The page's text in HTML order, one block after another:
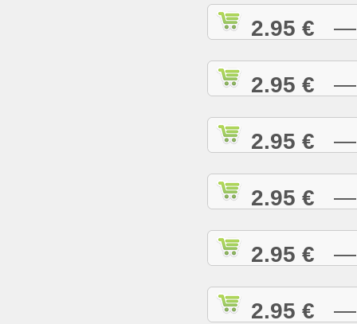
2.95 € —
2.95 € —
2.95 € —
2.95 € —
2.95 € —
2.95 € —